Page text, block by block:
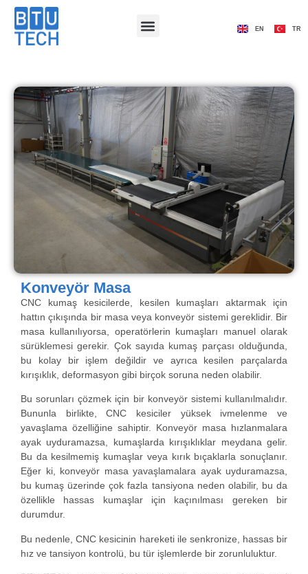
EN TR
Konveyör Masa
CNC kumaş kesicilerde, kesilen kumaşları aktarmak için
hattın çıkışında bir masa veya konveyör sistemi gereklidir. Bir
masa kullanılıyorsa, operatörlerin kumaşları manuel olarak
sürüklemesi gerekir. Çok sayıda kumaş parçası olduğunda,
bu kolay bir işlem değildir ve ayrıca kesilen parçalarda
kırışıklık, deformasyon gibi birçok soruna neden olabilir.
Bu sorunları çözmek için bir konveyör sistemi kullanılmalıdır.
Bununla birlikte, CNC kesiciler yüksek ivmelenme ve
yavaşlama özelliğine sahiptir. Konveyör masa hızlanmalara
ayak uyduramazsa, kumaşlarda kırışıklıklar meydana gelir.
Bu da kesilmemiş kumaşlar veya kırık bıçaklarla sonuçlanır.
Eğer ki, konveyör masa yavaşlamalara ayak uyduramazsa,
bu kumaş üzerinde çok fazla tansiyona neden olabilir, bu da
özellikle hassas kumaşlar için kaçınılması gereken bir
durumdur.
Bu nedenle, CNC kesicinin hareketi ile senkronize, hassas bir
hız ve tansiyon kontrolü, bu tür işlemlerde bir zorunluluktur.